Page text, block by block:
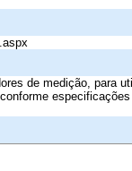
de medição, para